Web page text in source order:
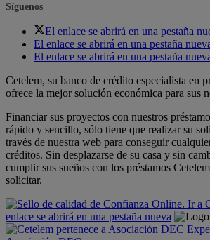
Síguenos
El enlace se abrirá en una pestaña
El enlace se abrirá en una pestaña
El enlace se abrirá en una pestaña
Cetelem, su banco de crédito especialista en
ofrece la mejor solución económica para sus
Financiar sus proyectos con nuestros
rápido y sencillo, sólo tiene que realizar su
través de nuestra web para conseguir
créditos. Sin desplazarse de su casa y sin
cumplir sus sueños con los préstamos
solicitar.
enlace se abrirá en una pestaña nueva